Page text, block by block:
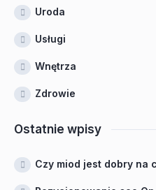
Uroda
Usługi
Wnętrza
Zdrowie
Ostatnie wpisy
Czy miod jest dobry na